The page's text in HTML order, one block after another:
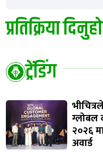
प्रतिक्रिया
ट्रेंडिंग
ग्लोबल
२०२६
अवार्ड